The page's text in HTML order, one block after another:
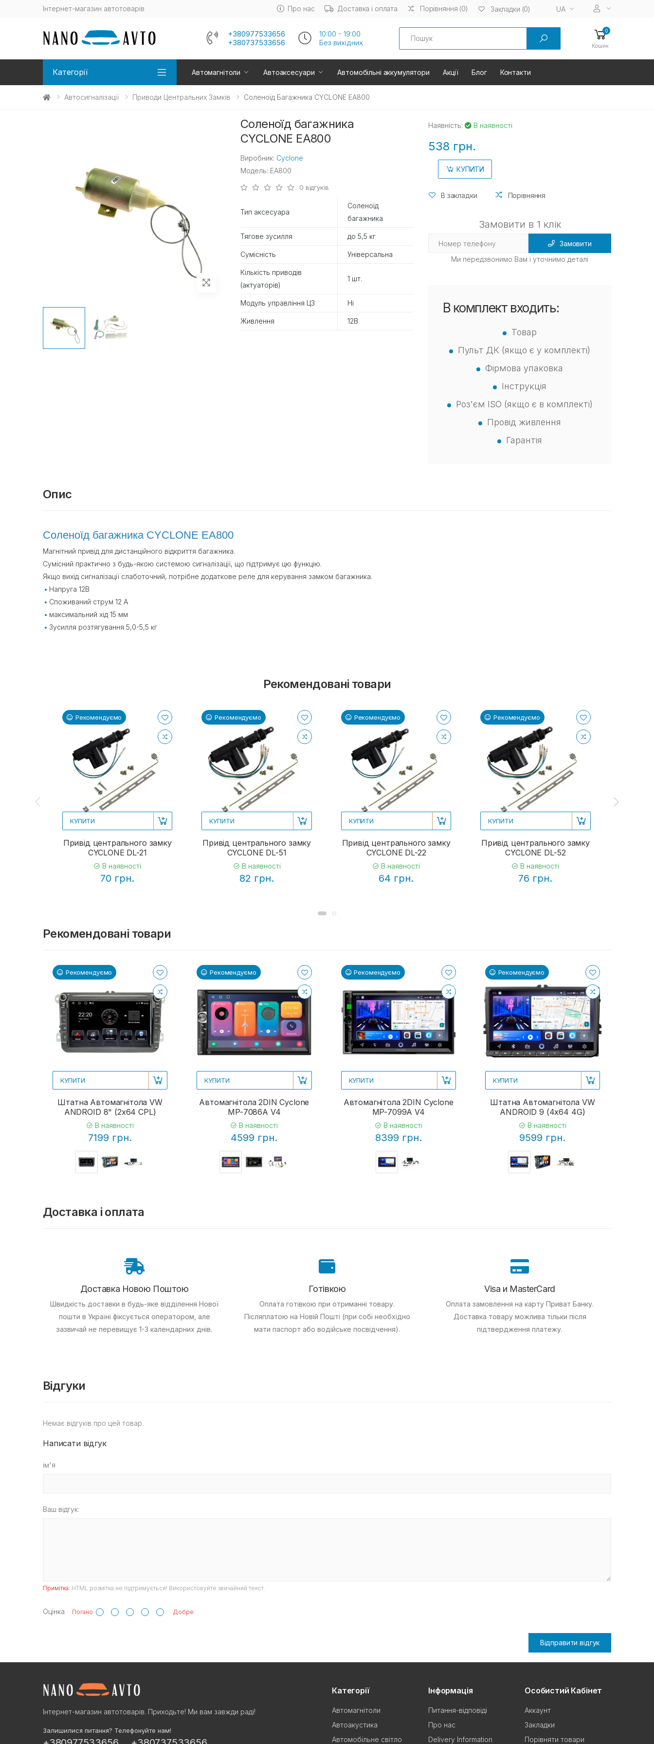
Інтернет-магазин автотоварів Про нас Доставка і оплата Порівняння (0) Закладки (0) UA
+380977533656
+380737533656
10:00 - 19:00
Без вихiдних
Search 0
Кошик
Категорії Автомагнітоли Автоаксесуари Автомобільні аккумулятори Акції Блог Контакти
Автосигналізації Приводи Центральних Замків Соленоїд Багажника CYCLONE EA800
Соленоїд багажника
CYCLONE EA800
Виробник: Cyclone
Модель: EA800
0 відгуків
Тип аксесуара
Соленоїд
багажника
Тягове зусилля до 5,5 кг
Сумісність Універсальна
Кількість приводів
(актуаторів)
1 шт.
Модуль управління ЦЗ Ні
Живлення 12В
Наявність: В наявності
538 грн.
КУПИТИ
В закладки Порівняння
Замовити в 1 клік
Замовити
Ми передзвонимо Вам і уточнимо деталі
В комплект входить:
Товар
Пульт ДК (якщо є у комплекті)
Фірмова упаковка
Інструкція
Роз'єм ISO (якщо є в комплекті)
Провід живлення
Гарантія
Опис
Соленоїд багажника CYCLONE EA800
Магнітний привід для дистанційного відкриття багажника.
Сумісний практично з будь-якою системою сигналізації, що підтримує цю функцію.
Якщо вихід сигналізації слаботочний, потрібне додаткове реле для керування замком багажника.
Напруга 12В
Споживаний струм 12 А
максимальний хід 15 мм
Зусилля розтягування 5,0-5,5 кг
Рекомендовані товари
Рекомендуємо
КУПИТИ
Привід центрального замку
CYCLONE DL-21
В наявності
70 грн.
Рекомендуємо
КУПИТИ
Привід центрального замку
CYCLONE DL-51
В наявності
82 грн.
Рекомендуємо
КУПИТИ
Привід центрального замку
CYCLONE DL-22
В наявності
64 грн.
Рекомендуємо
КУПИТИ
Привід центрального замку
CYCLONE DL-52
В наявності
76 грн.
Рекомендовані товари
Рекомендуємо
КУПИТИ
Штатна Автомагнітола VW
ANDROID 8" (2x64 CPL)
В наявності
7199 грн.
Рекомендуємо
КУПИТИ
Автомагнітола 2DIN Cyclone
MP-7086A V4
В наявності
4599 грн.
Рекомендуємо
КУПИТИ
Автомагнітола 2DIN Cyclone
MP-7099A V4
В наявності
8399 грн.
Рекомендуємо
КУПИТИ
Штатна Автомагнітола VW
ANDROID 9 (4x64 4G)
В наявності
9599 грн.
Доставка і оплата
Доставка Новою Поштою
Швидкість доставки в будь-яке відділення Нової
пошти в Україні фіксується оператором, але
зазвичай не перевищує 1-3 календарних днів.
Готівкою
Оплата готівкою при отриманні товару.
Післяплатою на Новій Пошті (при собі необхідно
мати паспорт або водійське посвідчення).
Visa и MasterCard
Оплата замовлення на карту Приват Банку.
Доставка товару можлива тільки після
підтвердження платежу.
Відгуки
Немає відгуків про цей товар.
Написати відгук
ім'я
Ваш відгук:
Примітка: HTML розмітка не підтримується! Використовуйте звичайний текст.
Оцінка Погано Добре
Відправити відгук
Інтернет-магазин автотоварів. Приходьте! Ми вам завжди раді!
Залишилися питання? Телефонуйте нам!
Категорії
Автомагнітоли
Автоакустика
Автомобільне світло
Інформація
Питання-відповіді
Про нас
Delivery Information
Особистий Кабінет
Аккаунт
Закладки
Порівняти товари